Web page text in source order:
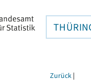
Zurück |